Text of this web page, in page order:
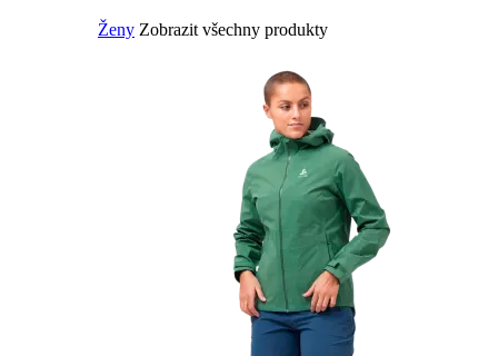
Ženy Zobrazit všechny produkty